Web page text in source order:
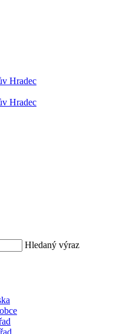
Hradec
Hradec
Hledaný výraz